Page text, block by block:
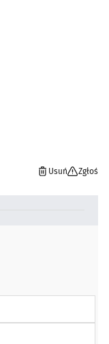
Usuń Zgłoś